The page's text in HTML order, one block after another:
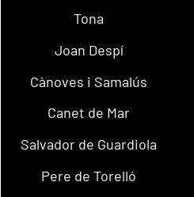
Tona
Joan Despí
Cànoves i Samalús
Canet de Mar
Salvador de Guardiola
Pere de Torelló